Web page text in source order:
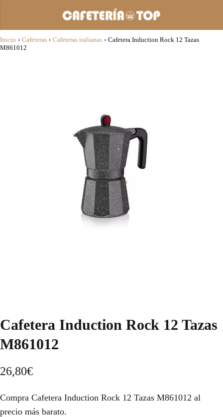
Inicio › Cafeteras › Cafeteras italianas › Cafetera Induction Rock 12 Tazas
M861012
Cafetera Induction Rock 12 Tazas
M861012
26,80€
Compra Cafetera Induction Rock 12 Tazas M861012 al
precio más barato.